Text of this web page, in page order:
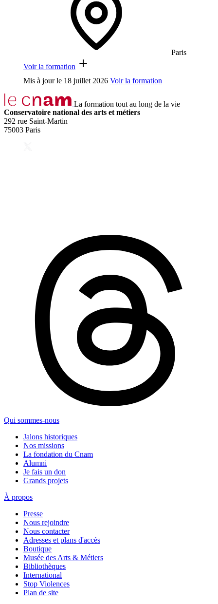
Paris
Voir la formation
Mis à jour le 18 juillet 2026 Voir la formation
La formation tout au long de la vie
Conservatoire national des arts et métiers
292 rue Saint-Martin
75003 Paris
Qui sommes-nous
Jalons historiques
Nos missions
La fondation du Cnam
Alumni
Je fais un don
Grands projets
À propos
Presse
Nous rejoindre
Nous contacter
Adresses et plans d'accès
Boutique
Musée des Arts & Métiers
Bibliothèques
International
Stop Violences
Plan de site